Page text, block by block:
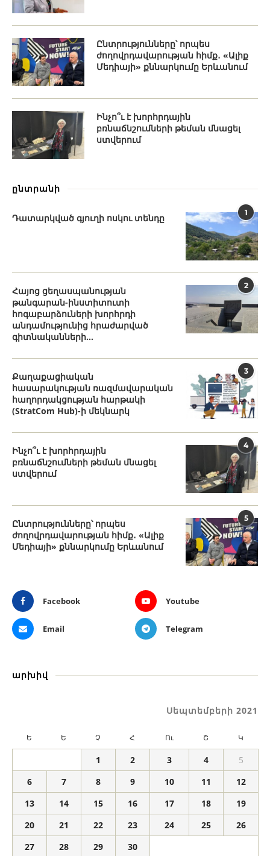
Ընտրությունները՝ որպես
ժողովրդավարության հիմք․ «Ալիք
Մեդիայի» քննարկումը Երևանում
Ինչո՞ւ է խորհրդային
բռնաճնշումների թեման մնացել
ստվերում
ընտրանի
1
Դատարկված գյուղի ոսկու տենդը
2
Հայոց ցեղասպանության
թանգարան-ինստիտուտի
հոգաբարձուների խորհրդի
անդամությունից հրաժարված
գիտնականների...
3
Քաղաքացիական
հասարակության ռազմավարական
հաղորդակցության հարթակի
(StratCom Hub)-ի մեկնարկ
4
Ինչո՞ւ է խորհրդային
բռնաճնշումների թեման մնացել
ստվերում
5
Ընտրությունները՝ որպես
ժողովրդավարության հիմք․ «Ալիք
Մեդիայի» քննարկումը Երևանում
Facebook Youtube
Email Telegram
արխիվ
Սեպտեմբերի 2021
Ե Ե Չ Հ Ու Շ Կ
1 2 3 4
5
6
7 8 9 10 11
12
13
14 15 16 17 18
19
20
21 22 23 24 25
26
27
28 29 30